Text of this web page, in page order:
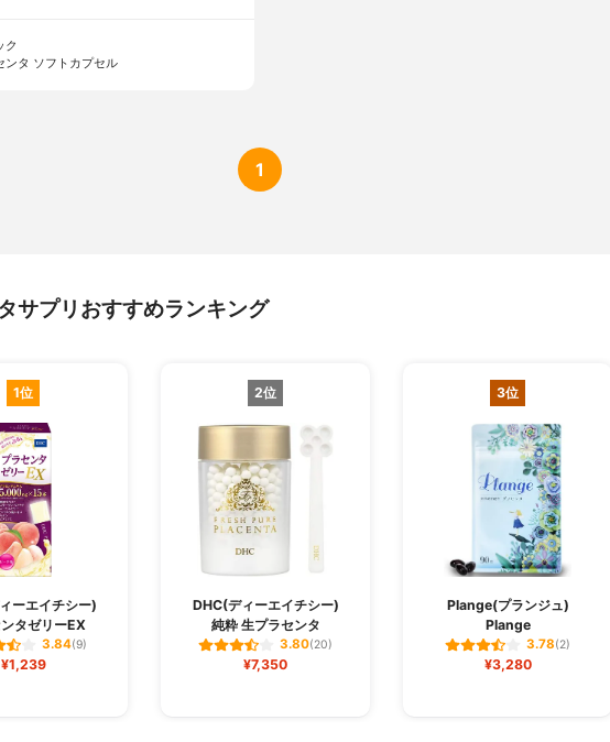
ク
ンタ ソフトカプセル
1
サプリおすすめランキング
1位
ーエイチシー)
タゼリーEX
3.84(9)
¥1,239
2位
DHC(ディーエイチシー)
純粋 生プラセンタ
3.80(20)
¥7,350
3位
Plange(プランジュ)
Plange
3.78(2)
¥3,280